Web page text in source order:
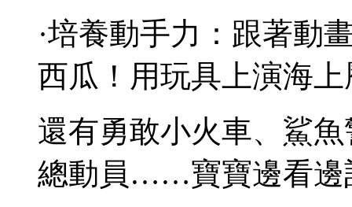
·培養動手力：跟著動
西瓜！用玩具上演海
還有勇敢小火車、鯊
總動員……寶寶邊看邊